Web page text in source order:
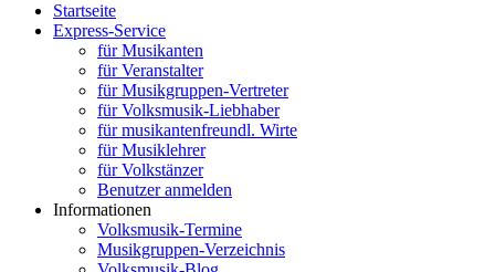
Startseite
Express-Service
für Musikanten
für Veranstalter
für Musikgruppen-Vertreter
für Volksmusik-Liebhaber
für musikantenfreundl. Wirte
für Musiklehrer
für Volkstänzer
Benutzer anmelden
Informationen
Volksmusik-Termine
Musikgruppen-Verzeichnis